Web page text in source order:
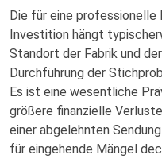
Die für eine
Investition hängt
Standort der Fabrik und
Durchführung der
Es ist eine wesentliche
größere finanzielle
einer abgelehnten
für eingehende Mängel